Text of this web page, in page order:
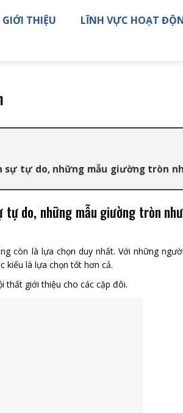
GIỚI THIỆU LĨNH VỰC HOẠT
sự tự do, những mẫu giường tròn
do, những mẫu giường tròn
còn là lựa chọn duy nhất. Với những
kiểu là lựa chọn tốt hơn cả.
thất giới thiệu cho các cặp đôi.